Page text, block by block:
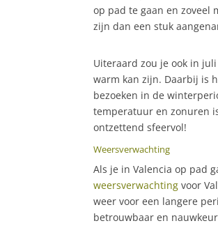
op pad te gaan en zoveel
zijn dan een stuk
Uiteraard zou je ook in
warm kan zijn. Daarbij is
bezoeken in de
temperatuur en zonuren
ontzettend sfeervol!
Weersverwachting
Als je in Valencia op pad
weersverwachting voor
weer voor een langere
betrouwbaar en